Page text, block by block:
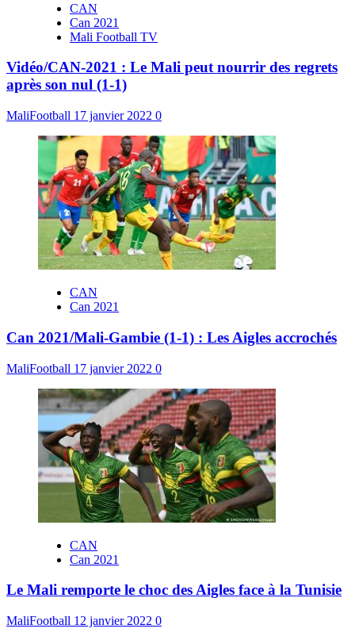
CAN
Can 2021
Mali Football TV
Vidéo/CAN-2021 : Le Mali peut nourrir des regrets
après son nul (1-1)
MaliFootball 17 janvier 2022 0
CAN
Can 2021
Can 2021/Mali-Gambie (1-1) : Les Aigles accrochés
MaliFootball 17 janvier 2022 0
CAN
Can 2021
Le Mali remporte le choc des Aigles face à la Tunisie
MaliFootball 12 janvier 2022 0